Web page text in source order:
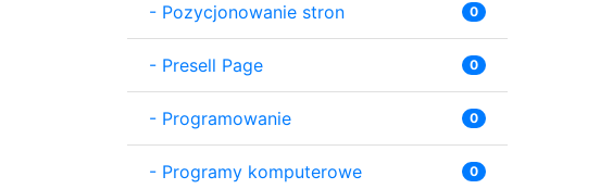
- Pozycjonowanie stron 0
- Presell Page 0
- Programowanie 0
- Programy komputerowe 0